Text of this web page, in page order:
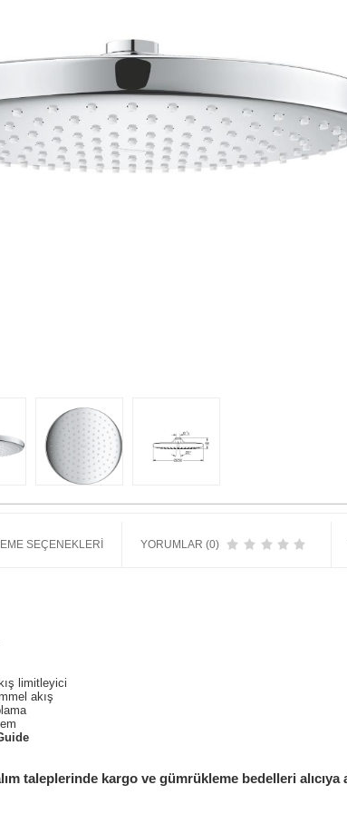
SEÇENEKLERI YORUMLAR (0)
limitleyici
akış
taleplerinde kargo ve gümrükleme bedelleri alıcıya